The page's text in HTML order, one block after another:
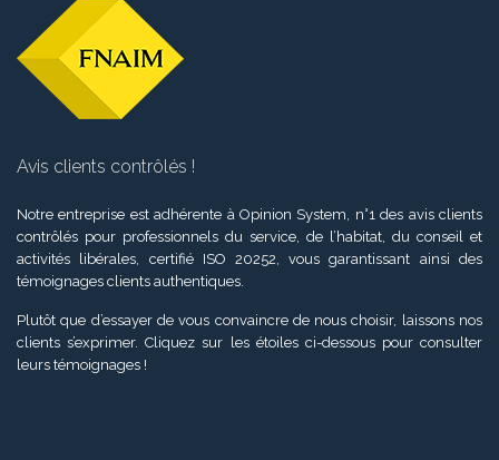
Avis clients contrôlés !
Notre entreprise est adhérente à Opinion System, n°1 des avis clients
contrôlés pour professionnels du service, de l’habitat, du conseil et
activités libérales, certifié ISO 20252, vous garantissant ainsi des
témoignages clients authentiques.
Plutôt que d’essayer de vous convaincre de nous choisir, laissons nos
clients s’exprimer. Cliquez sur les étoiles ci-dessous pour consulter
leurs témoignages !